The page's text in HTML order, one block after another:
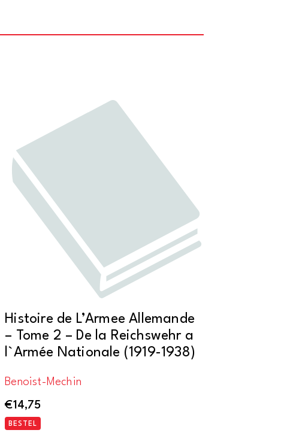
Histoire de L’Armee Allemande
– Tome 2 – De la Reichswehr a
l`Armée Nationale (1919-1938)
Benoist-Mechin
€14,75
BESTEL